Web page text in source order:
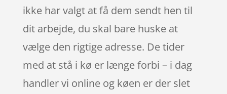
ikke har valgt at få dem sendt hen til
dit arbejde, du skal bare huske at
vælge den rigtige adresse. De tider
med at stå i kø er længe forbi – i dag
handler vi online og køen er der slet